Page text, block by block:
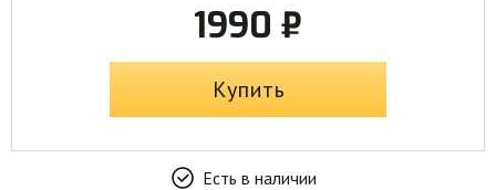
1990 ₽
Купить
Есть в наличии